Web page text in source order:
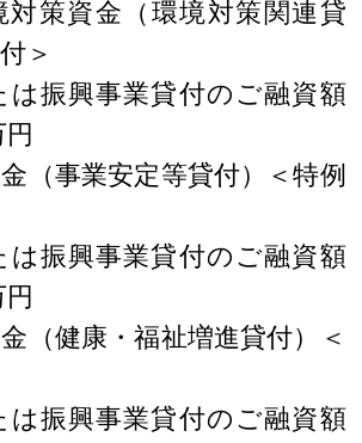
対策資金（環境対策関連貸
＞
は振興事業貸付のご融資額
（事業安定等貸付）＜特例
は振興事業貸付のご融資額
（健康・福祉増進貸付）＜
は振興事業貸付のご融資額